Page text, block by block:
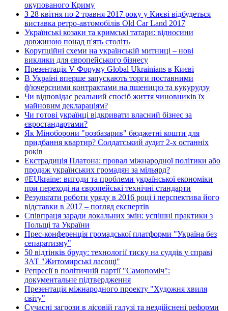
окупованого Криму
З 28 квітня по 2 травня 2017 року у Києві відбудеться
виставка ретро-автомобілів Old Car Land 2017
Українські козаки та кримські татари: відносини
довжиною понад п'ять століть
Корупційні схеми на українській митниці – нові
виклики для європейського бізнесу
Презентація V Форуму Global Ukrainians в Києві
В Україні вперше запускають торги поставними
ф'ючерсними контрактами на пшеницю та кукурудзу
Чи відповідає реальний спосіб життя чиновників їх
майновим деклараціям?
Чи готові українці відкривати власний бізнес за
євростандартами?
Як Міноборони "розбазарив" бюджетні кошти для
придбання квартир? Солдатський аудит 2-х останніх
років
Екстрадиція Платона: провал міжнародної політики або
продаж українських громадян за мільярд?
#EUkraine: вигоди та проблеми української економіки
при переході на європейські технічні стандарти
Результати роботи уряду в 2016 році і перспектива його
відставки в 2017 – погляд експертів
Співпраця заради локальних змін: успішні практики з
Польщі та України
Прес-конференція громадської платформи "Україна без
сепаратизму"
50 відтінків бруду: технології тиску на суддів у справі
ЗАТ "Житомирські ласощі"
Репресії в політичній партії "Самопоміч":
документальне підтвердження
Презентація міжнародного проекту "Художня хвиля
світу"
Сучасні загрози в лісовій галузі та нездійснені реформи